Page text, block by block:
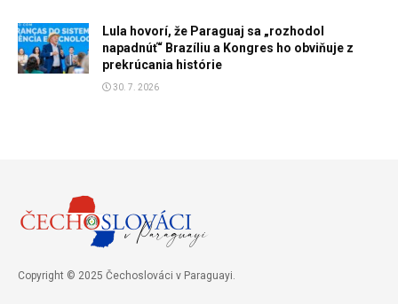
Lula hovorí, že Paraguaj sa „rozhodol
napadnúť“ Brazíliu a Kongres ho obviňuje z
prekrúcania histórie
30. 7. 2026
Copyright © 2025 Čechoslováci v Paraguayi.